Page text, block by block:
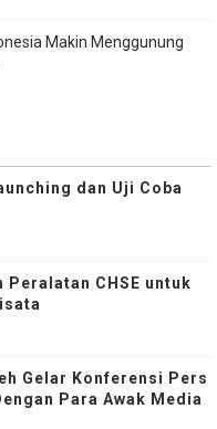
Makin Menggunung
dan Uji Coba
Peralatan CHSE untuk
Gelar Konferensi Pers
Para Awak Media